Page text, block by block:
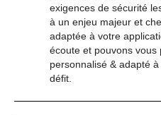
exigences de sécurité
à un enjeu majeur et
adaptée à votre
écoute et pouvons
personnalisé & adapté
défit.